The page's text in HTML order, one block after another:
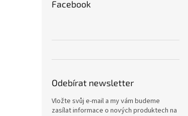
Facebook
Odebírat newsletter
Vložte svůj e-mail a my vám budeme
zasílat informace o nových produktech na